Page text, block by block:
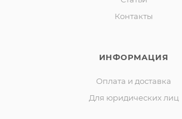
Контакты
ИНФОРМАЦИЯ
Оплата и доставка
Для юридических лиц